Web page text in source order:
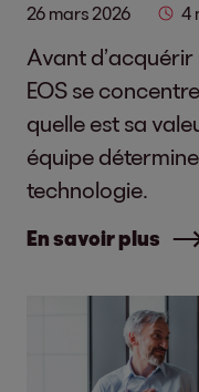
26 mars 2026 4
Avant
EOS se
quelle est sa
équipe
technologie.
En savoir plus